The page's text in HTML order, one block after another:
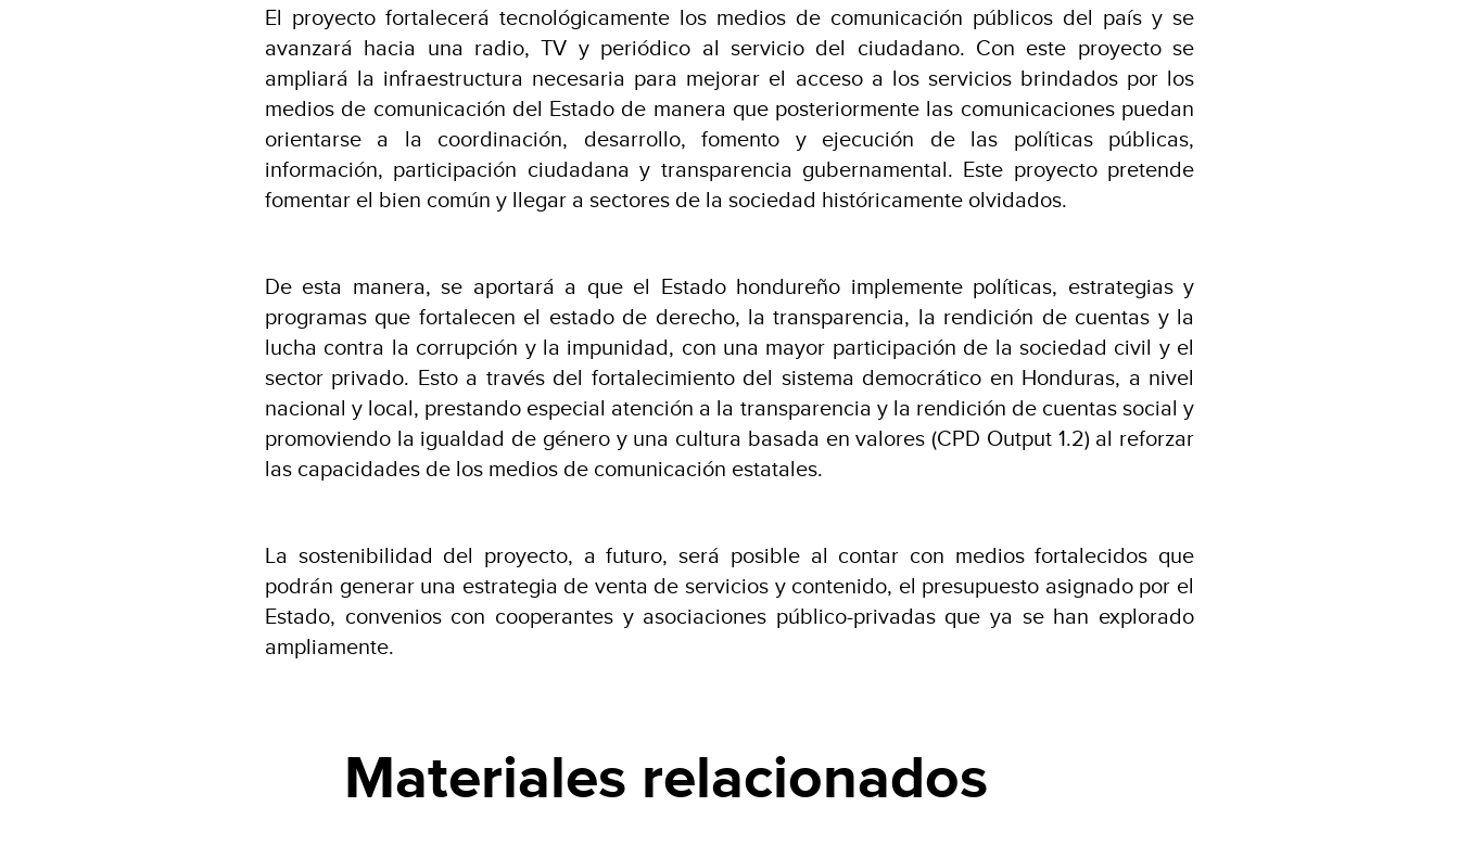
El proyecto fortalecerá tecnológicamente los medios de comunicación públicos del país y se
avanzará hacia una radio, TV y periódico al servicio del ciudadano. Con este proyecto se
ampliará la infraestructura necesaria para mejorar el acceso a los servicios brindados por los
medios de comunicación del Estado de manera que posteriormente las comunicaciones puedan
orientarse a la coordinación, desarrollo, fomento y ejecución de las políticas públicas,
información, participación ciudadana y transparencia gubernamental. Este proyecto pretende
fomentar el bien común y llegar a sectores de la sociedad históricamente olvidados.
De esta manera, se aportará a que el Estado hondureño implemente políticas, estrategias y
programas que fortalecen el estado de derecho, la transparencia, la rendición de cuentas y la
lucha contra la corrupción y la impunidad, con una mayor participación de la sociedad civil y el
sector privado. Esto a través del fortalecimiento del sistema democrático en Honduras, a nivel
nacional y local, prestando especial atención a la transparencia y la rendición de cuentas social y
promoviendo la igualdad de género y una cultura basada en valores (CPD Output 1.2) al reforzar
las capacidades de los medios de comunicación estatales.
La sostenibilidad del proyecto, a futuro, será posible al contar con medios fortalecidos que
podrán generar una estrategia de venta de servicios y contenido, el presupuesto asignado por el
Estado, convenios con cooperantes y asociaciones público-privadas que ya se han explorado
ampliamente.
Materiales relacionados